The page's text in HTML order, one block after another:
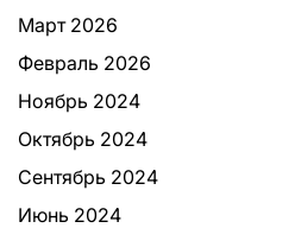
Март 2026
Февраль 2026
Ноябрь 2024
Октябрь 2024
Сентябрь 2024
Июнь 2024